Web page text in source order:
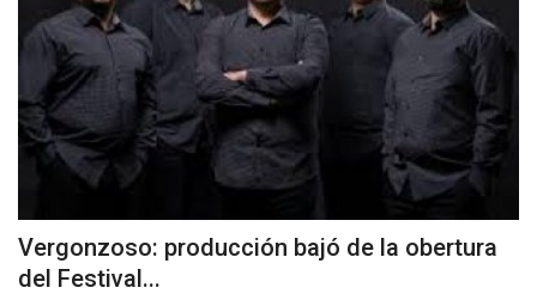
Policial
Tribunales
Deporte
Política
Espectáculos
Vergonzoso: producción bajó de la obertura
del Festival...